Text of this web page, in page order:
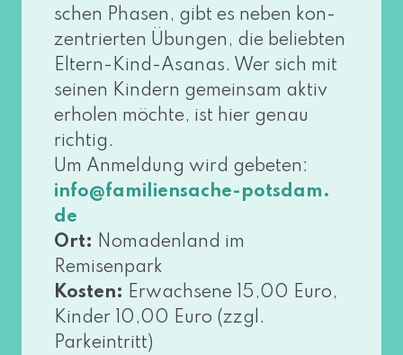
schen Phasen, gibt es neben kon­
zen­trier­ten Übungen, die belieb­ten
Eltern-Kind-Asanas. Wer sich mit
sei­nen Kindern gemein­sam aktiv
erho­len möch­te, ist hier genau
rich­tig.
Um Anmeldung wird gebe­ten:
info@​familiensache-​potsdam.​
de
Ort: Nomadenland im
Remisenpark
Kosten: Erwachsene 15,00 Euro,
Kinder 10,00 Euro (zzgl.
Parkeintritt)